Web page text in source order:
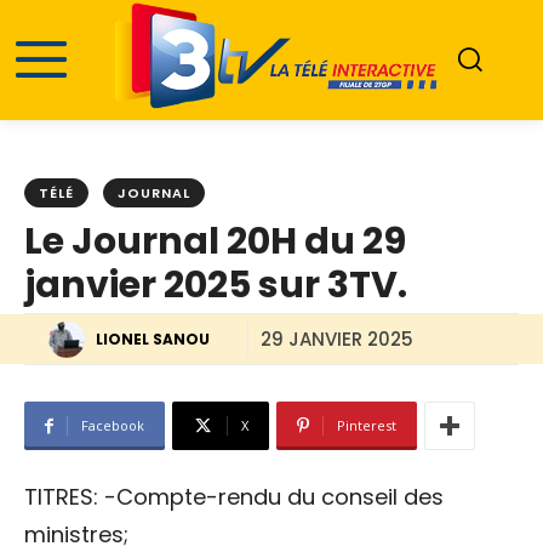
TÉLÉ JOURNAL
Le Journal 20H du 29
janvier 2025 sur 3TV.
LIONEL SANOU 29 JANVIER 2025
Facebook X Pinterest
TITRES: -Compte-rendu du conseil des
ministres;